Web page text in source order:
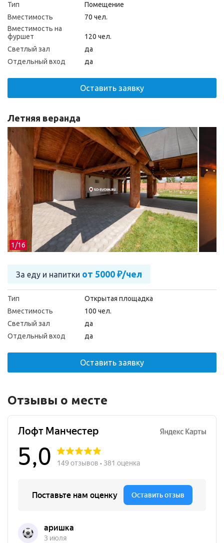
Тип
Помещение
Вместимость
70 чел.
Вместимость на
фуршет
120 чел.
Светлый зал
да
Отдельный вход
да
Оставить заявку
1/16
Летняя веранда
За еду и напитки от 5000 ₽/чел
Тип
Открытая площадка
Вместимость
100 чел.
Светлый зал
да
Отдельный вход
да
Оставить заявку
Отзывы о месте